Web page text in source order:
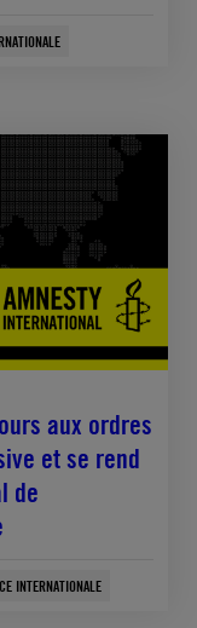
aux ordres
et se rend
de
INTERNATIONALE